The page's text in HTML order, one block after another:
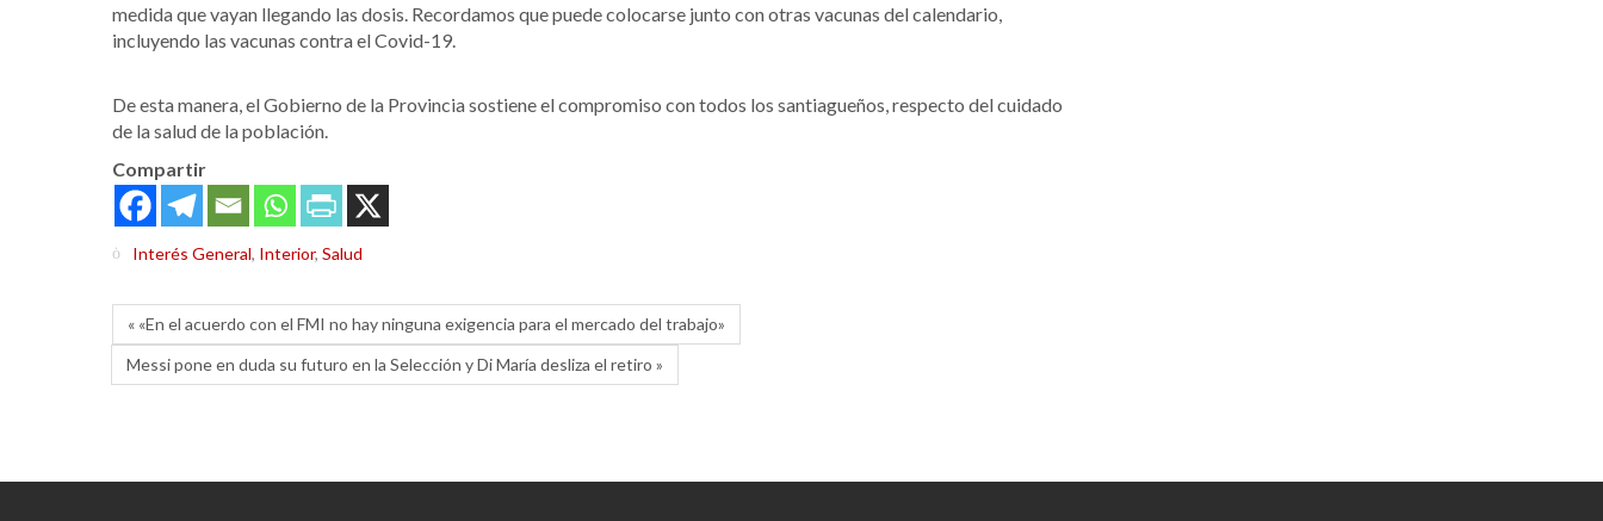
medida que vayan llegando las dosis. Recordamos que puede colocarse junto con otras vacunas del calendario,
incluyendo las vacunas contra el Covid-19.
De esta manera, el Gobierno de la Provincia sostiene el compromiso con todos los santiagueños, respecto del cuidado
de la salud de la población.
Compartir
Interés General, Interior, Salud
« «En el acuerdo con el FMI no hay ninguna exigencia para el mercado del trabajo»
Messi pone en duda su futuro en la Selección y Di María desliza el retiro »